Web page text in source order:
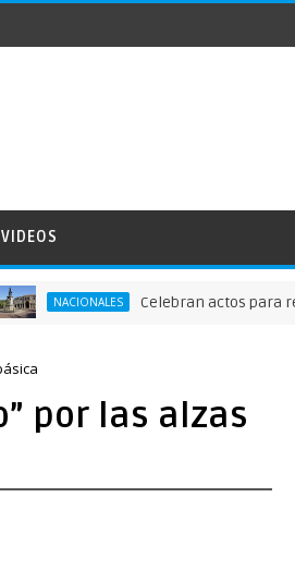
VIDEOS
Celebran actos para recordar
por las alzas